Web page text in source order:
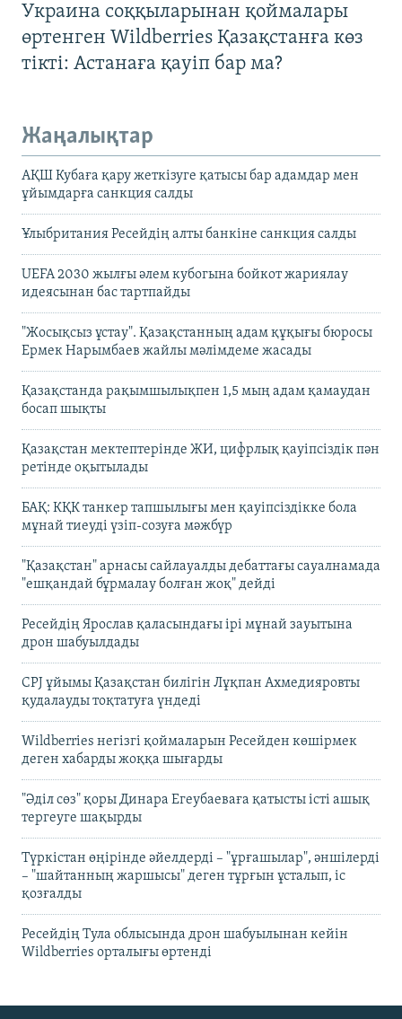
Украина соққыларынан қоймалары
өртенген Wildberries Қазақстанға көз
тікті: Астанаға қауіп бар ма?
Жаңалықтар
АҚШ Кубаға қару жеткізуге қатысы бар адамдар мен
ұйымдарға санкция салды
Ұлыбритания Ресейдің алты банкіне санкция салды
UEFA 2030 жылғы әлем кубогына бойкот жариялау
идеясынан бас тартпайды
"Жосықсыз ұстау". Қазақстанның адам құқығы бюросы
Ермек Нарымбаев жайлы мәлімдеме жасады
Қазақстанда рақымшылықпен 1,5 мың адам қамаудан
босап шықты
Қазақстан мектептерінде ЖИ, цифрлық қауіпсіздік пән
ретінде оқытылады
БАҚ: КҚК танкер тапшылығы мен қауіпсіздікке бола
мұнай тиеуді үзіп-созуға мәжбүр
"Қазақстан" арнасы сайлауалды дебаттағы сауалнамада
"ешқандай бұрмалау болған жоқ" дейді
Ресейдің Ярослав қаласындағы ірі мұнай зауытына
дрон шабуылдады
CPJ ұйымы Қазақстан билігін Лұқпан Ахмедияровты
қудалауды тоқтатуға үндеді
Wildberries негізгі қоймаларын Ресейден көшірмек
деген хабарды жоққа шығарды
"Әділ сөз" қоры Динара Егеубаеваға қатысты істі ашық
тергеуге шақырды
Түркістан өңірінде әйелдерді – "ұрғашылар", әншілерді
– "шайтанның жаршысы" деген тұрғын ұсталып, іс
қозғалды
Ресейдің Тула облысында дрон шабуылынан кейін
Wildberries орталығы өртенді